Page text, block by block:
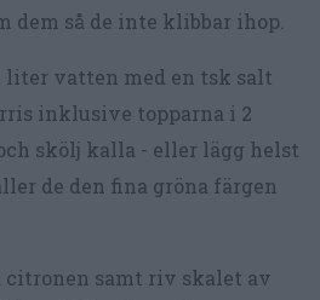
dem så de inte klibbar ihop.
liter vatten med en tsk salt
inklusive topparna i 2
skölj kalla - eller lägg helst
de den fina gröna färgen
citronen samt riv skalet av